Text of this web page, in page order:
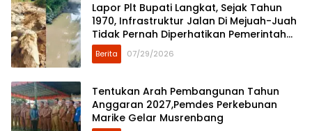
Lapor Plt Bupati Langkat, Sejak Tahun
1970, Infrastruktur Jalan Di Mejuah-Juah
Tidak Pernah Diperhatikan Pemerintah
Kabupaten Langkat
Berita 07/29/2026
Tentukan Arah Pembangunan Tahun
Anggaran 2027,Pemdes Perkebunan
Marike Gelar Musrenbang